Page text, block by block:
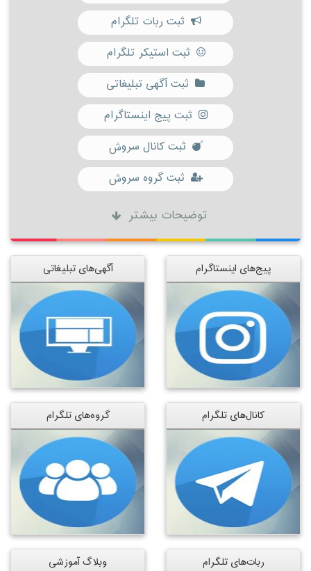
ثبت ربات تلگرام
ثبت استیکر تلگرام
ثبت آگهی تبلیغاتی
ثبت پیج اینستاگرام
ثبت کانال سروش
ثبت گروه سروش
توضیحات بیشتر
پیج‌های اینستاگرام آگهی‌های تبلیغاتی
کانال‌های تلگرام گروه‌های تلگرام
ربات‌های تلگرام وبلاگ آموزشی